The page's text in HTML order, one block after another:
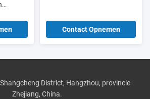
Contact Opnemen
District, Hangzhou, provincie
Zhejiang, China.